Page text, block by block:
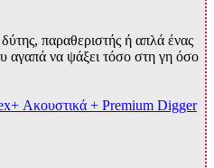
δύτης, παραθεριστής ή απλά ένας
αγαπά να ψάξει τόσο στη γη όσο